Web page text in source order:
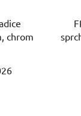
chrom